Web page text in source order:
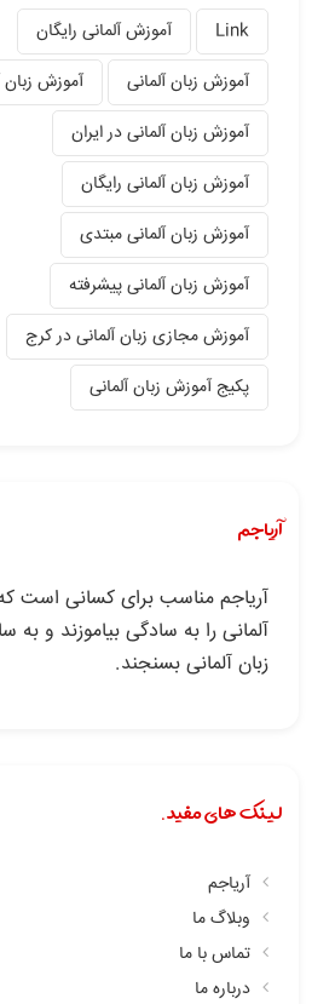
Link
آموزش آلمانی رایگان
آموزش زبان آلمانی
آموزش زبان
آموزش زبان آلمانی در ایران
آموزش زبان آلمانی رایگان
آموزش زبان آلمانی مبتدی
آموزش زبان آلمانی پیشرفته
آموزش مجازی زبان آلمانی در کرج
پکیج آموزش زبان آلمانی
آریاجم
آریاجم مناسب برای کسانی است
آلمانی را به سادگی بیاموزند و به
زبان آلمانی بسنجند.
لینک های مفید.
آریاجم
وبلاگ ما
تماس با ما
درباره ما